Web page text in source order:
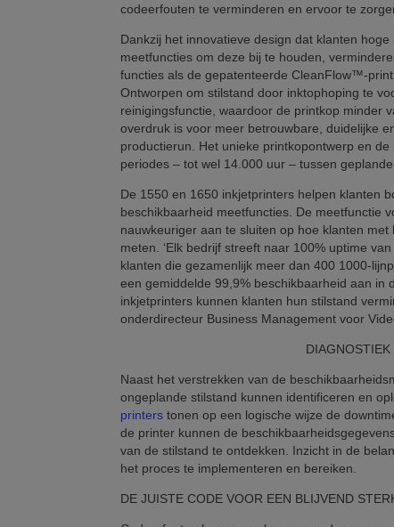
codeerfouten te verminderen en ervoor te
Dankzij het innovatieve design dat klanten
meetfuncties om deze bij te houden,
functies als de gepatenteerde CleanFlow™-
Ontworpen om stilstand door inktophoping te
reinigingsfunctie, waardoor de printkop minder
overdruk is voor meer betrouwbare, duidelijke
productierun. Het unieke printkopontwerp en
periodes – tot wel 14.000 uur – tussen
De 1550 en 1650 inkjetprinters helpen klanten
beschikbaarheid meetfuncties. De meetfunctie
nauwkeuriger aan te sluiten op hoe klanten
meten. ‘Elk bedrijf streeft naar 100% uptime
klanten die gezamenlijk meer dan 400 1000-
een gemiddelde 99,9% beschikbaarheid aan in
inkjetprinters kunnen klanten hun stilstand
onderdirecteur Business Management voor
Naast het verstrekken van de
ongeplande stilstand kunnen identificeren en
printers tonen op een logische wijze de
de printer kunnen de
van de stilstand te ontdekken. Inzicht in de
het proces te implementeren en bereiken.
DE JUISTE CODE VOOR EEN BLIJVEND